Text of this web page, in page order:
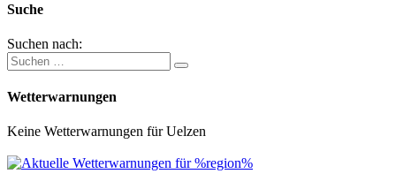
Suche
Suchen nach:
Wetterwarnungen
Keine Wetterwarnungen für Uelzen